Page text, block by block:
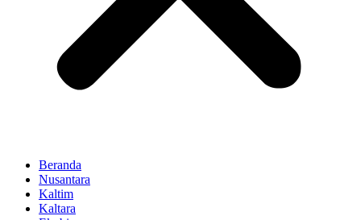
Beranda
Nusantara
Kaltim
Kaltara